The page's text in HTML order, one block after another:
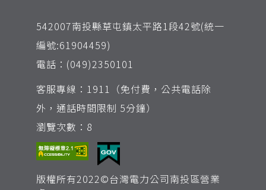
542007南投縣草屯鎮太平路1段42號(統一
編號:61904459)
電話：(049)2350101
客服專線：1911（免付費，公共電話除
外，通話時間限制 5分鐘）
瀏覽次數：8
版權所有2022©台灣電力公司南投區營業